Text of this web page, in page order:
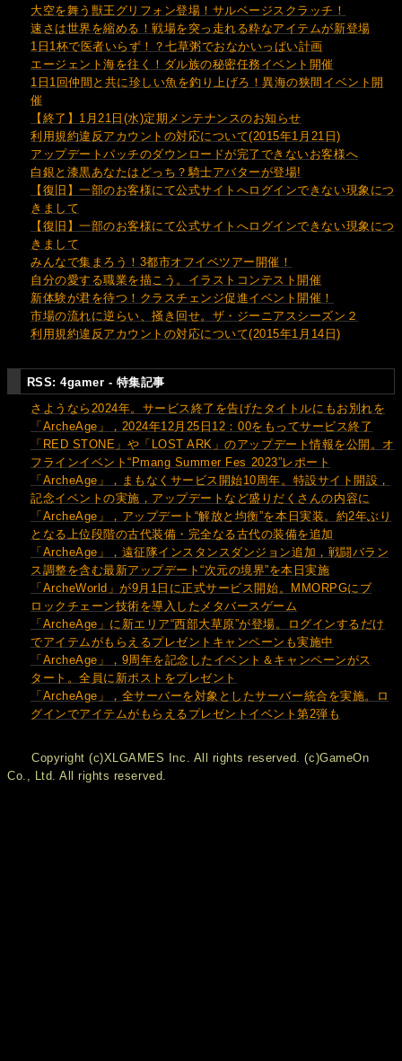
大空を舞う獣王グリフォン登場！サルベージスクラッチ！
速さは世界を縮める！戦場を突っ走れる粋なアイテムが新登場
1日1杯で医者いらず！？七草粥でおなかいっぱい計画
エージェント海を往く！ダル族の秘密任務イベント開催
1日1回仲間と共に珍しい魚を釣り上げろ！異海の狭間イベント開
催
【終了】1月21日(水)定期メンテナンスのお知らせ
利用規約違反アカウントの対応について(2015年1月21日)
アップデートパッチのダウンロードが完了できないお客様へ
白銀と漆黒あなたはどっち？騎士アバターが登場!
【復旧】一部のお客様にて公式サイトへログインできない現象につ
きまして
【復旧】一部のお客様にて公式サイトへログインできない現象につ
きまして
みんなで集まろう！3都市オフイベツアー開催！
自分の愛する職業を描こう。イラストコンテスト開催
新体験が君を待つ！クラスチェンジ促進イベント開催！
市場の流れに逆らい、掻き回せ。ザ・ジーニアスシーズン２
利用規約違反アカウントの対応について(2015年1月14日)
RSS: 4gamer - 特集記事
さようなら2024年。サービス終了を告げたタイトルにもお別れを
「ArcheAge」，2024年12月25日12：00をもってサービス終了
「RED STONE」や「LOST ARK」のアップデート情報を公開。オ
フラインイベント“Pmang Summer Fes 2023”レポート
「ArcheAge」，まもなくサービス開始10周年。特設サイト開設，
記念イベントの実施，アップデートなど盛りだくさんの内容に
「ArcheAge」，アップデート“解放と均衡”を本日実装。約2年ぶり
となる上位段階の古代装備・完全なる古代の装備を追加
「ArcheAge」，遠征隊インスタンスダンジョン追加，戦闘バラン
ス調整を含む最新アップデート“次元の境界”を本日実施
「ArcheWorld」が9月1日に正式サービス開始。MMORPGにブ
ロックチェーン技術を導入したメタバースゲーム
「ArcheAge」に新エリア“西部大草原”が登場。ログインするだけ
でアイテムがもらえるプレゼントキャンペーンも実施中
「ArcheAge」，9周年を記念したイベント＆キャンペーンがス
タート。全員に新ポストをプレゼント
「ArcheAge」，全サーバーを対象としたサーバー統合を実施。ロ
グインでアイテムがもらえるプレゼントイベント第2弾も
Copyright (c)XLGAMES Inc. All rights reserved. (c)GameOn
Co., Ltd. All rights reserved.